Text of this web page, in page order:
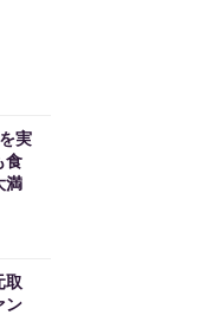
実
食
満
取
ン